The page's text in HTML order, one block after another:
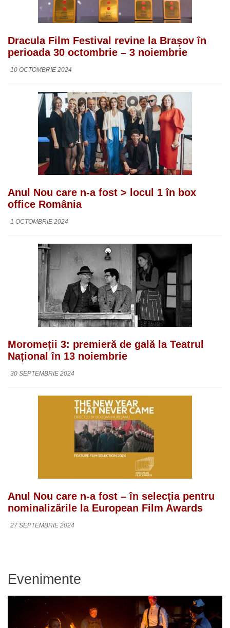
Dracula Film Festival revine la Brașov în
perioada 30 octombrie – 3 noiembrie
10 OCTOMBRIE 2024
Anul Nou care n-a fost > locul 1 în box
office România
1 OCTOMBRIE 2024
Moromeții 3: premieră de gală la Teatrul
Național în 13 noiembrie
30 SEPTEMBRIE 2024
Anul Nou care n-a fost – în selecția pentru
nominalizările la European Film Awards
27 SEPTEMBRIE 2024
Evenimente